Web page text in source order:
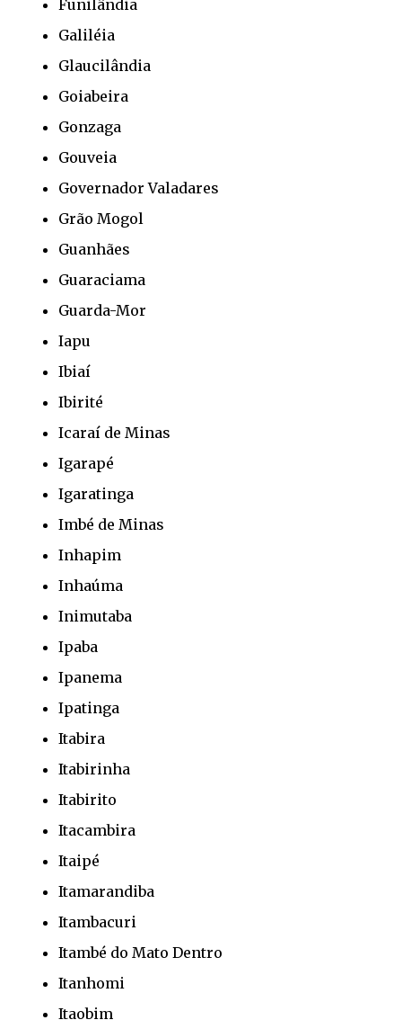
Funilândia
Galiléia
Glaucilândia
Goiabeira
Gonzaga
Gouveia
Governador Valadares
Grão Mogol
Guanhães
Guaraciama
Guarda-Mor
Iapu
Ibiaí
Ibirité
Icaraí de Minas
Igarapé
Igaratinga
Imbé de Minas
Inhapim
Inhaúma
Inimutaba
Ipaba
Ipanema
Ipatinga
Itabira
Itabirinha
Itabirito
Itacambira
Itaipé
Itamarandiba
Itambacuri
Itambé do Mato Dentro
Itanhomi
Itaobim